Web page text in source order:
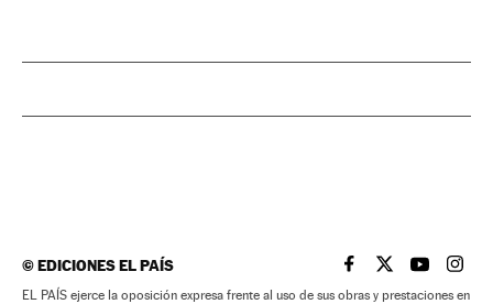
©EDICIONES EL PAÍS EL PAÍS BRASIL EN
EL PAÍSEL PAÍS
EL
EL PAÍS ejerce la oposición expresa frente al uso de sus obras y prestaciones en